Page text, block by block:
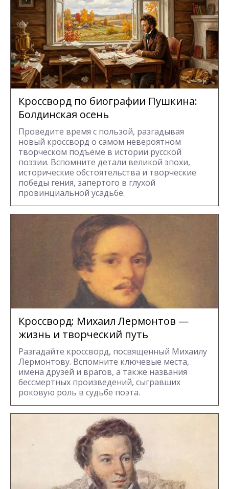
Кроссворд по биографии Пушкина:
Болдинская осень
Проведите время с пользой, разгадывая
новый кроссворд о самом невероятном
творческом подъеме в истории русской
поэзии. Вспомните детали великой эпохи,
исторические обстоятельства и творческие
победы гения, запертого в глухой
провинциальной усадьбе.
Кроссворд: Михаил Лермонтов —
жизнь и творческий путь
Разгадайте кроссворд, посвященный Михаилу
Лермонтову. Вспомните ключевые места,
имена друзей и врагов, а также названия
бессмертных произведений, сыгравших
роковую роль в судьбе поэта.